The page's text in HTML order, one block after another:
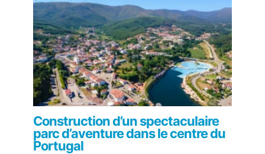
Construction d’un spectaculaire
parc d’aventure dans le centre du
Portugal